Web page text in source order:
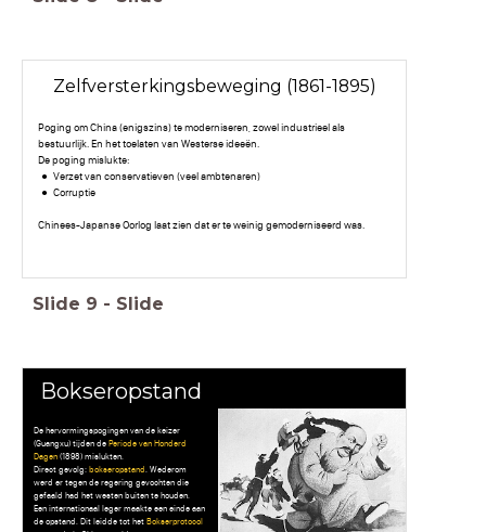
Zelfversterkingsbeweging (1861-1895)
Poging om China (enigszins) te moderniseren, zowel industrieel als
bestuurlijk. En het toelaten van Westerse ideeën.
De poging mislukte:
Verzet van conservatieven (veel ambtenaren)
Corruptie
Chinees-Japanse Oorlog laat zien dat er te weinig gemoderniseerd was.
Slide 9 - Slide
Bokseropstand
De hervormingspogingen van de keizer
(Guangxu) tijden dePeriode van Honderd
Dagen(1898) mislukten.
Direct gevolg:bokseropstand . Wederom
werd er tegen de regering gevochten die
gefaald had het westen buiten te houden.
Een internationaal leger maakte een einde aan
de opstand. Dit leidde tot hetBokserprotocol